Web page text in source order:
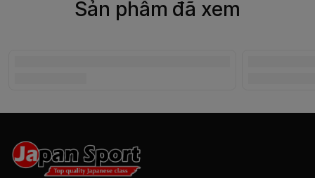
Sản phẩm đã xem